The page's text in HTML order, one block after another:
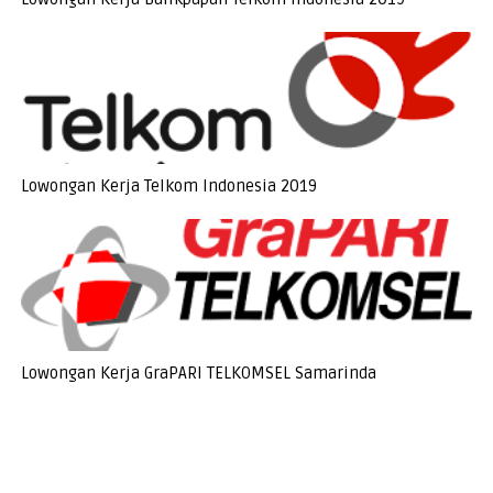
Lowongan Kerja Telkom Indonesia 2019
Lowongan Kerja GraPARI TELKOMSEL Samarinda